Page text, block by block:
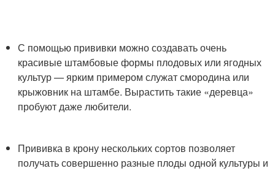
С помощью прививки можно создавать очень
красивые штамбовые формы плодовых или ягодных
культур — ярким примером служат смородина или
крыжовник на штамбе. Вырастить такие «деревца»
пробуют даже любители.
Прививка в крону нескольких сортов позволяет
получать совершенно разные плоды одной культуры и